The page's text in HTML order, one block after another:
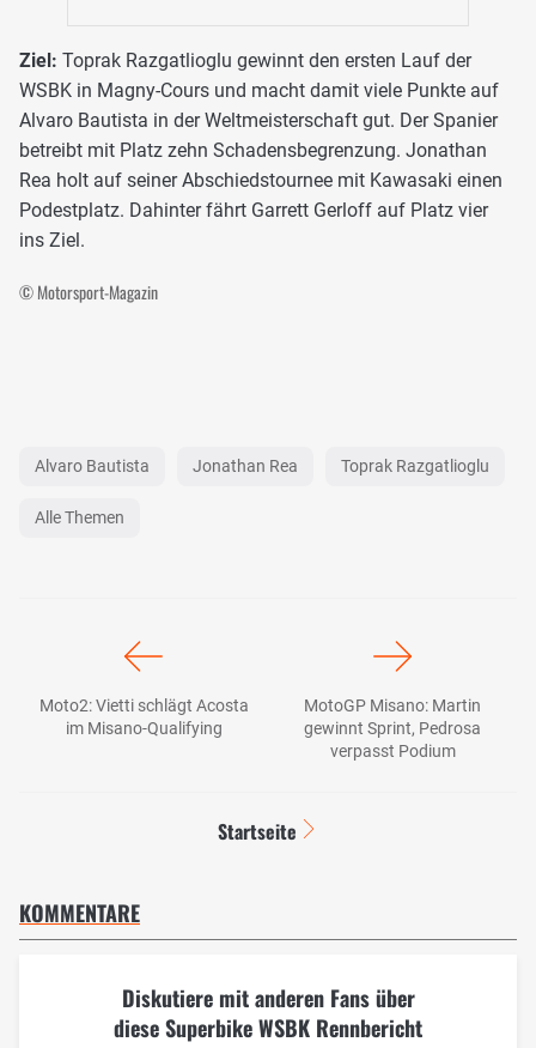
Ziel: Toprak Razgatlioglu gewinnt den ersten Lauf der
WSBK in Magny-Cours und macht damit viele Punkte auf
Alvaro Bautista in der Weltmeisterschaft gut. Der Spanier
betreibt mit Platz zehn Schadensbegrenzung. Jonathan
Rea holt auf seiner Abschiedstournee mit Kawasaki einen
Podestplatz. Dahinter fährt Garrett Gerloff auf Platz vier
ins Ziel.
© Motorsport-Magazin
Alvaro Bautista Jonathan Rea Toprak Razgatlioglu
Alle Themen
Moto2: Vietti schlägt Acosta
im Misano-Qualifying
MotoGP Misano: Martin
gewinnt Sprint, Pedrosa
verpasst Podium
Startseite
KOMMENTARE
Diskutiere mit anderen Fans über
diese Superbike WSBK Rennbericht